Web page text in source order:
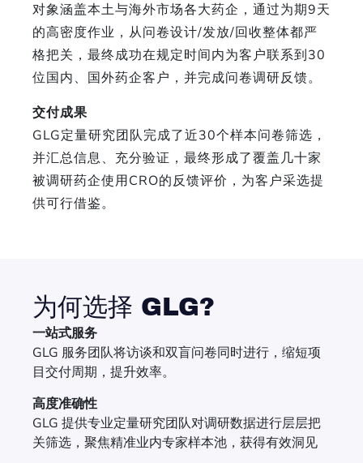
对象涵盖本土与海外市场各大药企，通过为期9天
的高密度作业，从问卷设计/发放/回收整体都严
格把关，最终成功在规定时间内为客户联系到30
位国内、国外药企客户，并完成问卷调研反馈。
交付成果
GLG定量研究团队完成了近30个样本问卷筛选，
并汇总信息、充分验证，最终形成了覆盖几十家
被调研药企使用CRO的反馈评价，为客户采选提
供可行借鉴。
为何选择 GLG?
一站式服务
GLG 服务团队将访谈和双盲问卷同时进行，缩短项
目交付周期，提升效率。
高度准确性
GLG 提供专业定量研究团队对调研数据进行层层把
关筛选，聚焦精准业内专家样本池，获得有效洞见